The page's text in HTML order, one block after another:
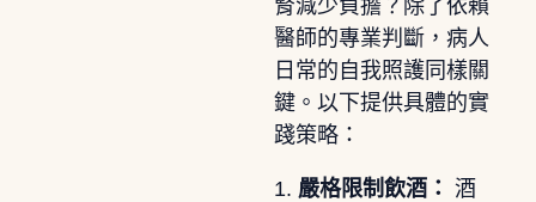
腎減少負擔？除了依賴
醫師的專業判斷，病人
日常的自我照護同樣關
鍵。以下提供具體的實
踐策略：
1. 嚴格限制飲酒： 酒